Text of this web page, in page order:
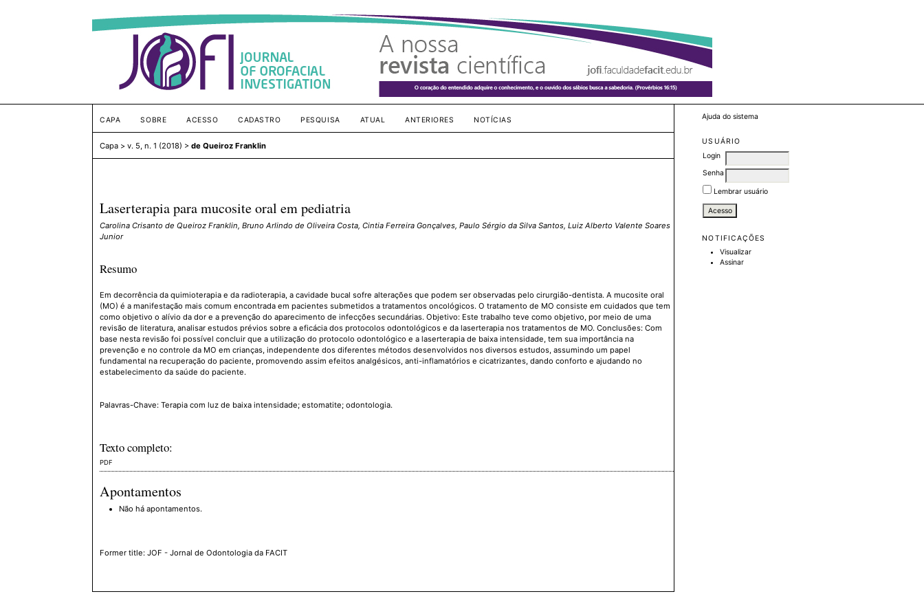
Ajuda do sistema
USUÁRIO
Login
Senha
Lembrar usuário
NOTIFICAÇÕES
Visualizar
Assinar
CAPA SOBRE ACESSO CADASTRO PESQUISA ATUAL ANTERIORES NOTÍCIAS
Capa >v. 5, n. 1 (2018) >de Queiroz Franklin
Laserterapia para mucosite oral em pediatria
Carolina Crisanto de Queiroz Franklin, Bruno Arlindo de Oliveira Costa, Cintia Ferreira Gonçalves, Paulo Sérgio da Silva Santos, Luiz Alberto Valente Soares
Junior
Resumo
Em decorrência da quimioterapia e da radioterapia, a cavidade bucal sofre alterações que podem ser observadas pelo cirurgião-dentista. A mucosite oral
(MO) é a manifestação mais comum encontrada em pacientes submetidos a tratamentos oncológicos. O tratamento de MO consiste em cuidados que tem
como objetivo o alívio da dor e a prevenção do aparecimento de infecções secundárias. Objetivo: Este trabalho teve como objetivo, por meio de uma
revisão de literatura, analisar estudos prévios sobre a eficácia dos protocolos odontológicos e da laserterapia nos tratamentos de MO. Conclusões: Com
base nesta revisão foi possível concluir que a utilização do protocolo odontológico e a laserterapia de baixa intensidade, tem sua importância na
prevenção e no controle da MO em crianças, independente dos diferentes métodos desenvolvidos nos diversos estudos, assumindo um papel
fundamental na recuperação do paciente, promovendo assim efeitos analgésicos, anti-inflamatórios e cicatrizantes, dando conforto e ajudando no
estabelecimento da saúde do paciente.
Palavras-Chave: Terapia com luz de baixa intensidade; estomatite; odontologia.
Texto completo:
PDF
Apontamentos
Não há apontamentos.
Former title: JOF - Jornal de Odontologia da FACIT